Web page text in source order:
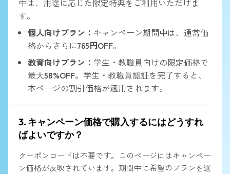
中は、用途に応じた限定特典をご利用いただけま
す。
個人向けプラン： キャンペーン期間中は、通常価
格からさらに765円OFF。
教育向けプラン： 学生・教職員向けの限定価格で
最大58%OFF。学生・教職員認証を完了すると、
本ページの割引価格が適用されます。
3. キャンペーン価格で購入するにはどうすれ
ばよいですか？
クーポンコードは不要です。このページにはキャンペー
ン価格が反映されています。期間中に希望のプランを選